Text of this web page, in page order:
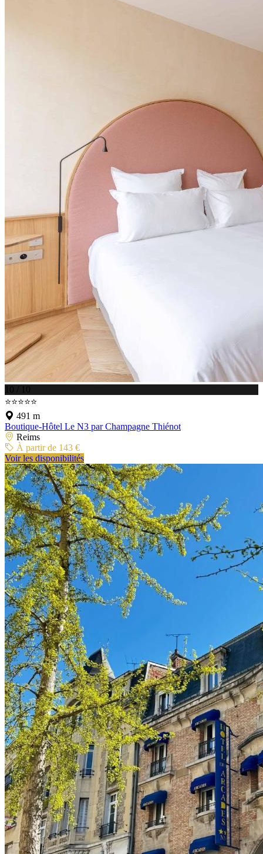
10 / 10
⭐⭐⭐⭐⭐
491 m
Boutique-Hôtel Le N3 par Champagne Thiénot
Reims
À partir de 143 €
Voir les disponibilités